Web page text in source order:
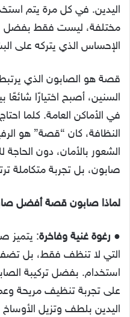
اليدين. في كل مرة يتم
مختلفة، ليست فقط بفضل
الإحساس الذي يتركه على
قصة هو الصابون الذي
السنين، أصبح اختيارًا
في الأماكن العامة. كلما
النظافة، كان “قصة” هو
الشعور بالأمان، دون
صابون، بل تجربة متكاملة
لماذا صابون قصة أفضل
● رغوة غنية وفاخرة: يتميز
التي لا تنظف فقط، بل
استخدام. بفضل تركيبة
على تجربة تنظيف مريحة
اليدين بلطف وتزيل الأوساخ